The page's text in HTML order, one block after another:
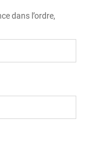
dans l’ordre,